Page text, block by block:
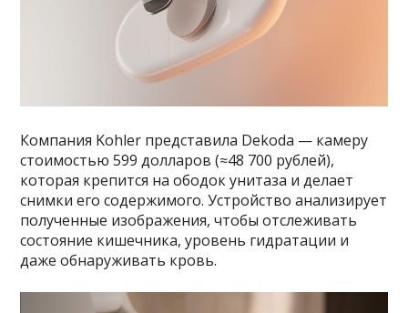
Компания Kohler представила Dekoda — камеру
стоимостью 599 долларов (≈48 700 рублей),
которая крепится на ободок унитаза и делает
снимки его содержимого. Устройство анализирует
полученные изображения, чтобы отслеживать
состояние кишечника, уровень гидратации и
даже обнаруживать кровь.